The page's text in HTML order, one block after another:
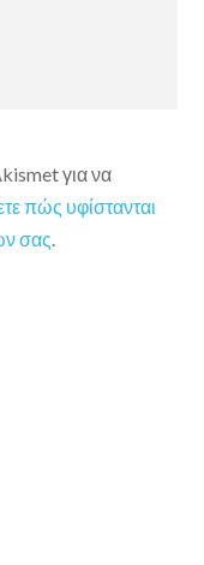
για να
πώς υφίστανται
σας.